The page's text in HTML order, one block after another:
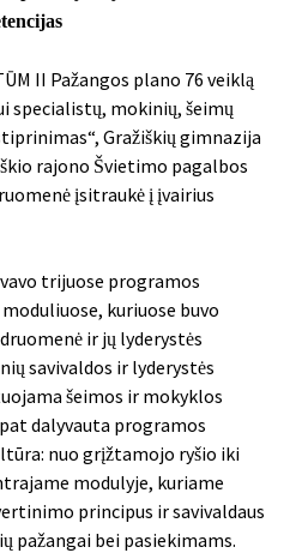
II Pažangos plano 76 veiklą
specialistų, mokinių, šeimų
Gražiškių gimnazija
rajono Švietimo pagalbos
įsitraukė į įvairius
trijuose programos
moduliuose, kuriuose buvo
ir jų lyderystės
savivaldos ir lyderystės
šeimos ir mokyklos
dalyvauta programos
nuo grįžtamojo ryšio iki
modulyje, kuriame
principus ir savivaldaus
pažangai bei pasiekimams.